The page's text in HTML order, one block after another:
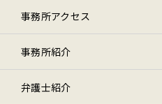
事務所アクセス
事務所紹介
弁護士紹介